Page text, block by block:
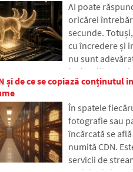
AI poate
oricărei
secunde.
cu încredere și
nu sunt
întâmplă asta și
numitele
funcționează
limbaj, de ce
răspunsuri
încearcă
reducă treptat
și de ce se copiază conținutul
În spatele
fotografie sau
încărcată se
numită CDN.
servicii de